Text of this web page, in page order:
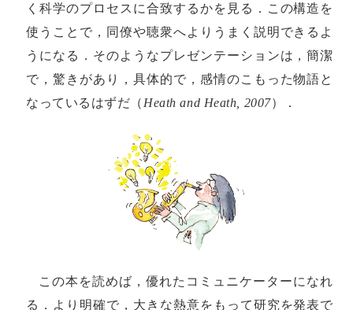
く科学のプロセスに合致するかを見る．この構造を
使うことで，同僚や聴衆へよりうまく説明できるよ
うになる．そのようなプレゼンテーションは，簡潔
で，驚きがあり，具体的で，感情のこもった物語と
なっているはずだ（ Heath and Heath, 2007）．
この本を読めば，優れたコミュニケーターになれ
る．より明確で，大きな熱意をもって研究を発表で